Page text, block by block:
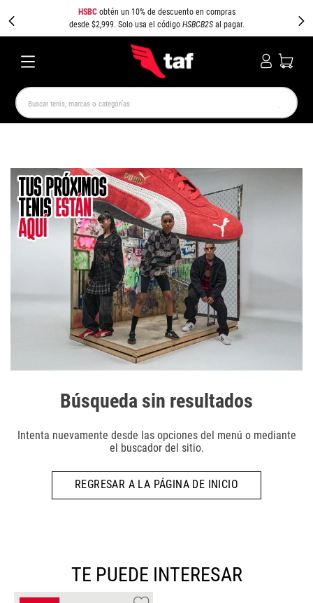
HSBCobtén un 10% de descuento en compras
desde $2,999. Solo usa el código HSBCB2Sal pagar.
Buscar tenis, marcas o categorías
Búsqueda sin resultados
Intenta nuevamente desde las opciones del menú o mediante
el buscador del sitio.
REGRESAR A LA PÁGINA DE INICIO
TE PUEDE INTERESAR
SPEEDCAT SPEZIAL JORDAN 1
CAMPUS AIR MAX